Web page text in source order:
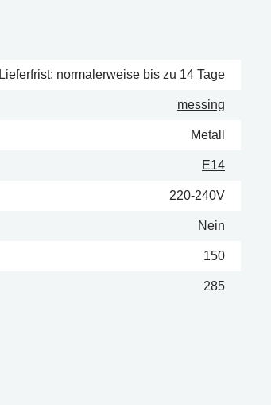
Lieferfrist: normalerweise bis zu 14 Tage
messing
Metall
E14
220-240V
Nein
150
285